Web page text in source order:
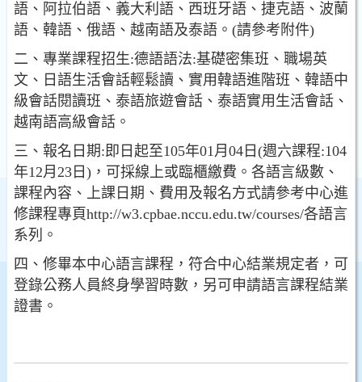
語、阿拉伯語、義大利語、西班牙語、捷克語、波蘭
語、韓語、俄語、越南語及泰語。(請參考附件)
二、專業課程招生:德語語法:基礎密集班、職場英
文、日語生活會話輕鬆讀、實用韓語進階班、韓語中
級會話閱讀班、泰語旅遊會話、泰語實用生活會話、
越南語高級會話。
三、報名日期:即日起至105年01月04日(週六課程:104
年12月23日)，可採線上或臨櫃繳費。各語言級數、
課程內容、上課日期、費用及報名方式請參考中心進
修課程專頁http://w3.cpbae.nccu.edu.tw/courses/各語言
系列。
四、修畢本中心語言課程，符合中心結業規定者，可
登錄公務人員終身學習時數，另可申請語言課程結業
證書。